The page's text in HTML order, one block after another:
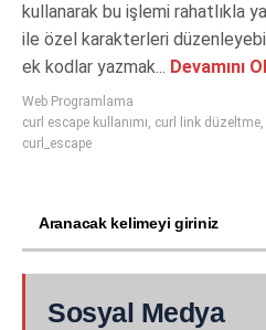
kullanarak bu işlemi rahatlıkla
ile özel karakterleri
ek kodlar yazmak... Devamını
Web Programlama
curl escape kullanımı, curl link düzeltme,
curl_escape
Sosyal Medya